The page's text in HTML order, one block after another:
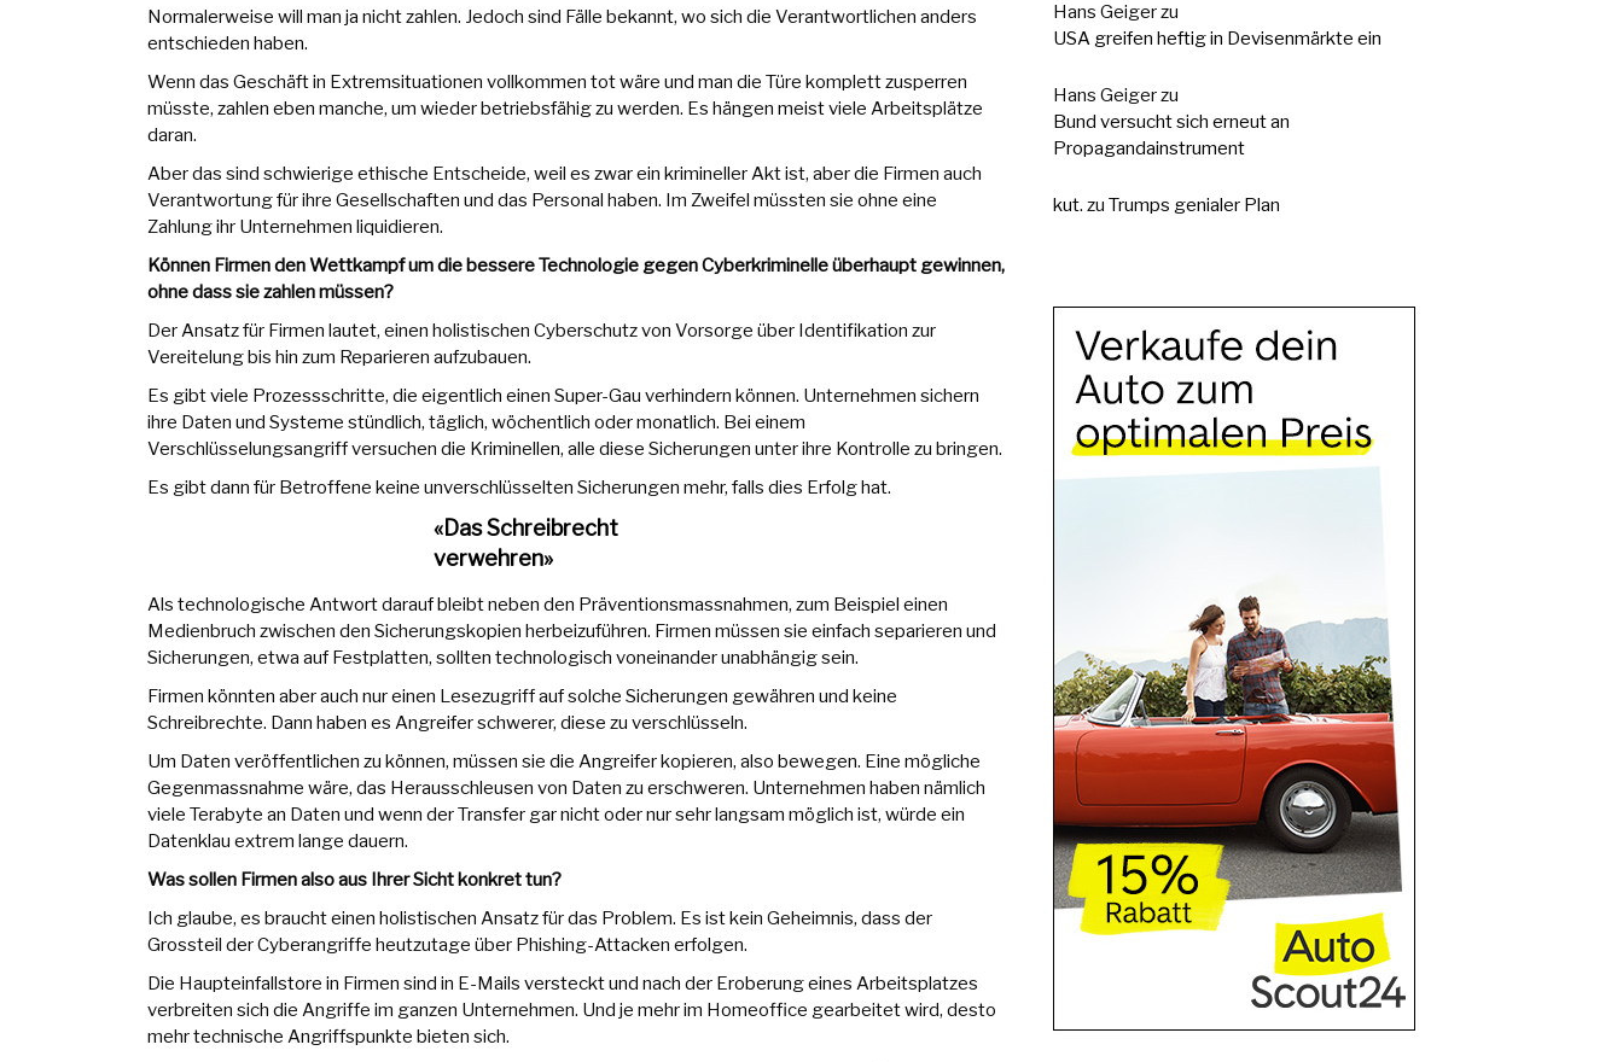
Normalerweise will man ja nicht zahlen. Jedoch sind Fälle bekannt, wo sich die Verantwortlichen anders
entschieden haben.
Wenn das Geschäft in Extremsituationen vollkommen tot wäre und man die Türe komplett zusperren
müsste, zahlen eben manche, um wieder betriebsfähig zu werden. Es hängen meist viele Arbeitsplätze
daran.
Aber das sind schwierige ethische Entscheide, weil es zwar ein krimineller Akt ist, aber die Firmen auch
Verantwortung für ihre Gesellschaften und das Personal haben. Im Zweifel müssten sie ohne eine
Zahlung ihr Unternehmen liquidieren.
Können Firmen den Wettkampf um die bessere Technologie gegen Cyberkriminelle überhaupt gewinnen,
ohne dass sie zahlen müssen?
Der Ansatz für Firmen lautet, einen holistischen Cyberschutz von Vorsorge über Identifikation zur
Vereitelung bis hin zum Reparieren aufzubauen.
Es gibt viele Prozessschritte, die eigentlich einen Super-Gau verhindern können. Unternehmen sichern
ihre Daten und Systeme stündlich, täglich, wöchentlich oder monatlich. Bei einem
Verschlüsselungsangriff versuchen die Kriminellen, alle diese Sicherungen unter ihre Kontrolle zu bringen.
Es gibt dann für Betroffene keine unverschlüsselten Sicherungen mehr, falls dies Erfolg hat.
«Das Schreibrecht
verwehren»
Als technologische Antwort darauf bleibt neben den Präventionsmassnahmen, zum Beispiel einen
Medienbruch zwischen den Sicherungskopien herbeizuführen. Firmen müssen sie einfach separieren und
Sicherungen, etwa auf Festplatten, sollten technologisch voneinander unabhängig sein.
Firmen könnten aber auch nur einen Lesezugriff auf solche Sicherungen gewähren und keine
Schreibrechte. Dann haben es Angreifer schwerer, diese zu verschlüsseln.
Um Daten veröffentlichen zu können, müssen sie die Angreifer kopieren, also bewegen. Eine mögliche
Gegenmassnahme wäre, das Herausschleusen von Daten zu erschweren. Unternehmen haben nämlich
viele Terabyte an Daten und wenn der Transfer gar nicht oder nur sehr langsam möglich ist, würde ein
Datenklau extrem lange dauern.
Was sollen Firmen also aus Ihrer Sicht konkret tun?
Ich glaube, es braucht einen holistischen Ansatz für das Problem. Es ist kein Geheimnis, dass der
Grossteil der Cyberangriffe heutzutage über Phishing-Attacken erfolgen.
Die Haupteinfallstore in Firmen sind in E-Mails versteckt und nach der Eroberung eines Arbeitsplatzes
verbreiten sich die Angriffe im ganzen Unternehmen. Und je mehr im Homeoffice gearbeitet wird, desto
mehr technische Angriffspunkte bieten sich.
Hans Geigerzu
USA greifen heftig in Devisenmärkte ein
Hans Geigerzu
Bund versucht sich erneut an
Propagandainstrument
kut. zu Trumps genialer Plan